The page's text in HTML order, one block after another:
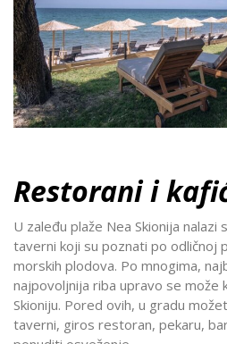
Restorani i
U zaleđu plaže Nea Skionija nalazi
taverni koji su poznati po odličnoj
morskih plodova. Po mnogima,
najpovoljnija riba upravo se može
Skioniju. Pored ovih, u gradu
taverni, giros restoran, pekaru,